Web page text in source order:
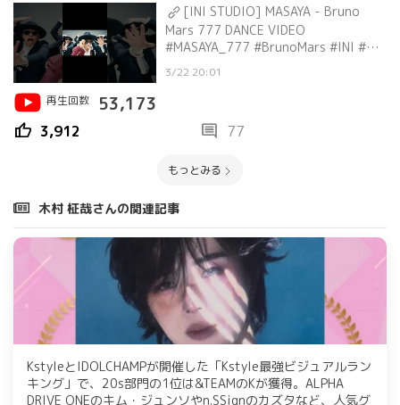
[INI STUDIO] MASAYA - Bruno
Mars 777 DANCE VIDEO
#MASAYA_777 #BrunoMars #INI #木
3/22 20:01
再生回数
53,173
thumb_up 3,912 comment 77
もっとみる
木村 柾哉さんの関連記事
KstyleとIDOLCHAMPが開催した「Kstyle最強ビジュアルラン
キング」で、20s部門の1位は&TEAMのKが獲得。ALPHA
DRIVE ONEのキム・ジュンソやn.SSignのカズタなど、人気グ